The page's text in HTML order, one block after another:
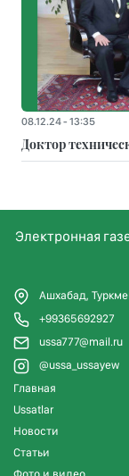
08.12.24 - 13:35
Доктор
Электронная
Ашхабад,
+99365692927
ussa777@mail.ru
@ussa_ussayew
Главная
Ussatlar
Новости
Статьи